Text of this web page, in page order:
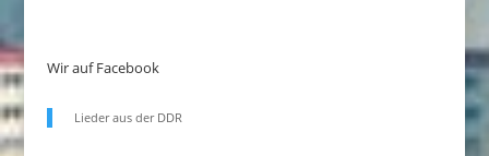
Wir auf Facebook
Lieder aus der DDR